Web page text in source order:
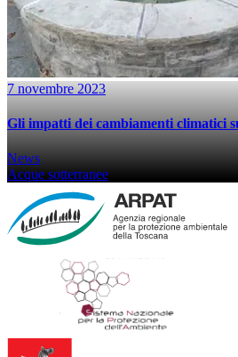
7 novembre 2023
Gli impatti dei cambiamenti climatici
News
Acque sotterranee